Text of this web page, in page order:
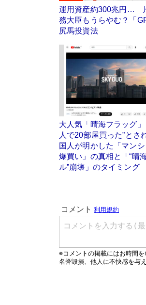
運用資産約300兆円…
務大臣もうらやむ？「
尻馬投資法
大人気「晴海フラッグ
人で20部屋買った”とさ
国人が明かした「マン
爆買い」の真相と「“晴
ル”崩壊」のタイミング